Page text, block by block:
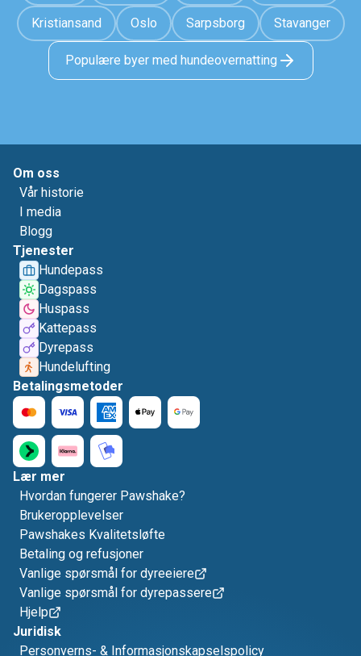
Kristiansand Oslo Sarpsborg Stavanger
Populære byer med hundeovernatting
Om oss
Vår historie
I media
Blogg
Tjenester
Hundepass
Dagspass
Huspass
Kattepass
Dyrepass
Hundelufting
Betalingsmetoder
Lær mer
Hvordan fungerer Pawshake?
Brukeropplevelser
Pawshakes Kvalitetsløfte
Betaling og refusjoner
Vanlige spørsmål for dyreeiere
Vanlige spørsmål for dyrepassere
Hjelp
Juridisk
Personverns- & Informasjonskapselspolicy